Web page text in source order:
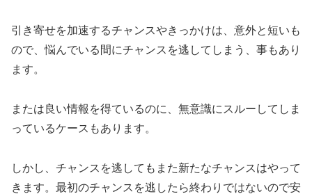
引き寄せを加速するチャンスやきっかけは、意外と短いも
ので、悩んでいる間にチャンスを逃してしまう、事もあり
ます。
または良い情報を得ているのに、無意識にスルーしてしま
っているケースもあります。
しかし、チャンスを逃してもまた新たなチャンスはやって
きます。最初のチャンスを逃したら終わりではないので安